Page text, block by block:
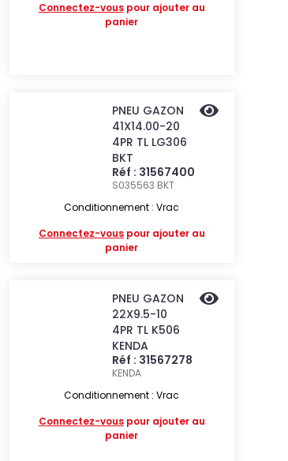
Connectez-vouspour ajouter au
panier
PNEU GAZON
41X14.00-20
4PR TL LG306
BKT
Réf : 31567400
S035563 BKT
Conditionnement : Vrac
Connectez-vouspour ajouter au
panier
PNEU GAZON
22X9.5-10
4PR TL K506
KENDA
Réf : 31567278
KENDA
Conditionnement : Vrac
Connectez-vouspour ajouter au
panier